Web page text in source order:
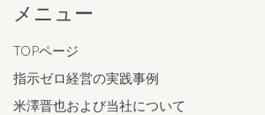
メニュー
TOPページ
指示ゼロ経営の実践事例
米澤晋也および当社について